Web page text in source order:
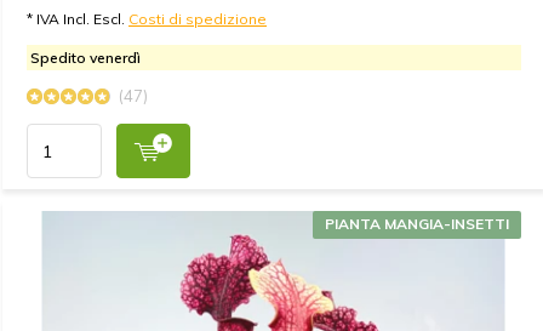
* IVA Incl. Escl. Costi di spedizione
Spedito venerdì
(47)
PIANTA MANGIA-INSETTI